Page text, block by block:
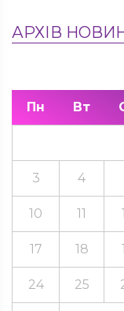
АРХІВ
Пн Вт
3 4
10 11
17 18
24 25